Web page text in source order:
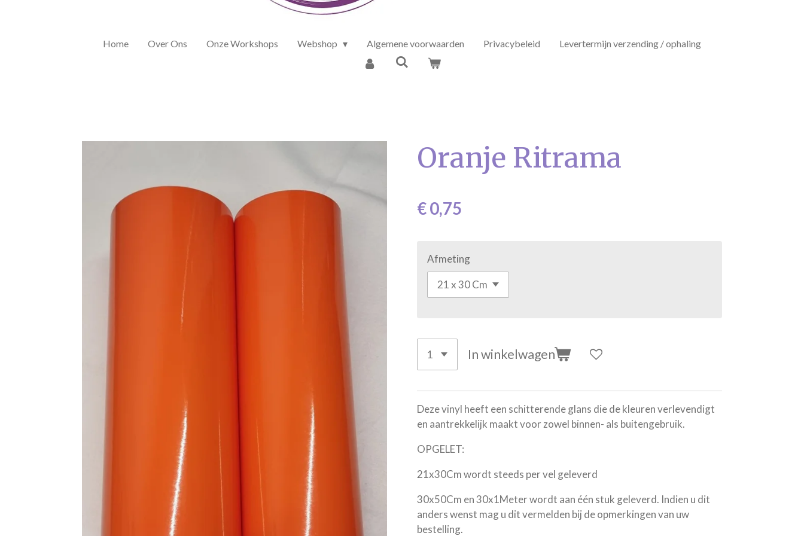
Home Over Ons Onze Workshops Webshop Algemene voorwaarden Privacybeleid Levertermijn verzending / ophaling
Oranje Ritrama
€ 0,75
Afmeting
In winkelwagen
Deze vinyl heeft een schitterende glans die de kleuren verlevendigt
en aantrekkelijk maakt voor zowel binnen- als buitengebruik.
OPGELET:
21x30Cm wordt steeds per vel geleverd
30x50Cm en 30x1Meter wordt aan één stuk geleverd. Indien u dit
anders wenst mag u dit vermelden bij de opmerkingen van uw
bestelling.